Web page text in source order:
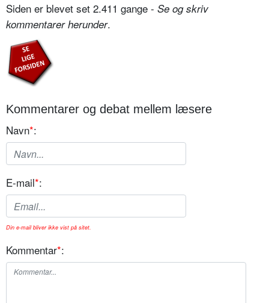
Siden er blevet set 2.411 gange - Se og skriv
kommentarer herunder.
Kommentarer og debat mellem læsere
Navn*:
E-mail*:
Din e-mail bliver ikke vist på sitet.
Kommentar*: